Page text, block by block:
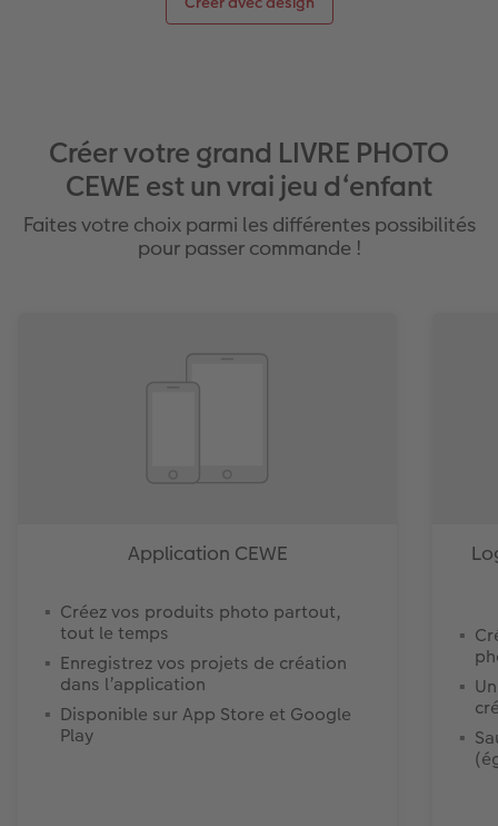
Créer votre grand LIVRE PHOTO
CEWE est un vrai jeu d‘enfant
Faites votre choix parmi les différentes possibilités
pour passer commande !
Application CEWE
Créez vos produits photo partout,
tout le temps
Enregistrez vos projets de création
dans l’application
Disponible sur App Store et Google
Play